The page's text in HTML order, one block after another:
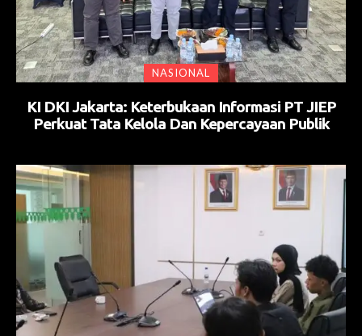
NASIONAL
KI DKI Jakarta: Keterbukaan Informasi PT JIEP
Perkuat Tata Kelola Dan Kepercayaan Publik